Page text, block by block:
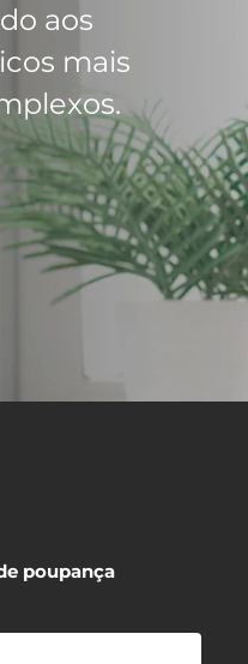
aos
mais
poupança